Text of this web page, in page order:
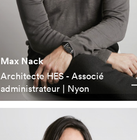
Max Nack
Architecte HES - Associé
administrateur | Nyon